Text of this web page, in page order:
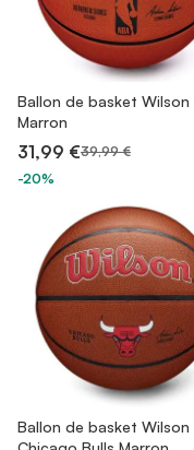
Ballon de basket Wilson
Marron
31,99 €39,99 €
-20%
Ballon de basket Wilson